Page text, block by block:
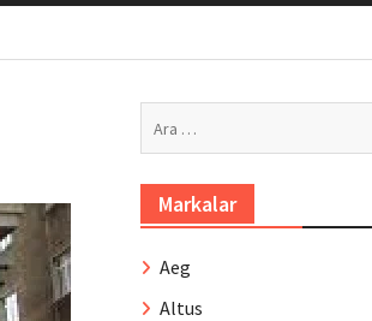
Markalar
Aeg
Altus